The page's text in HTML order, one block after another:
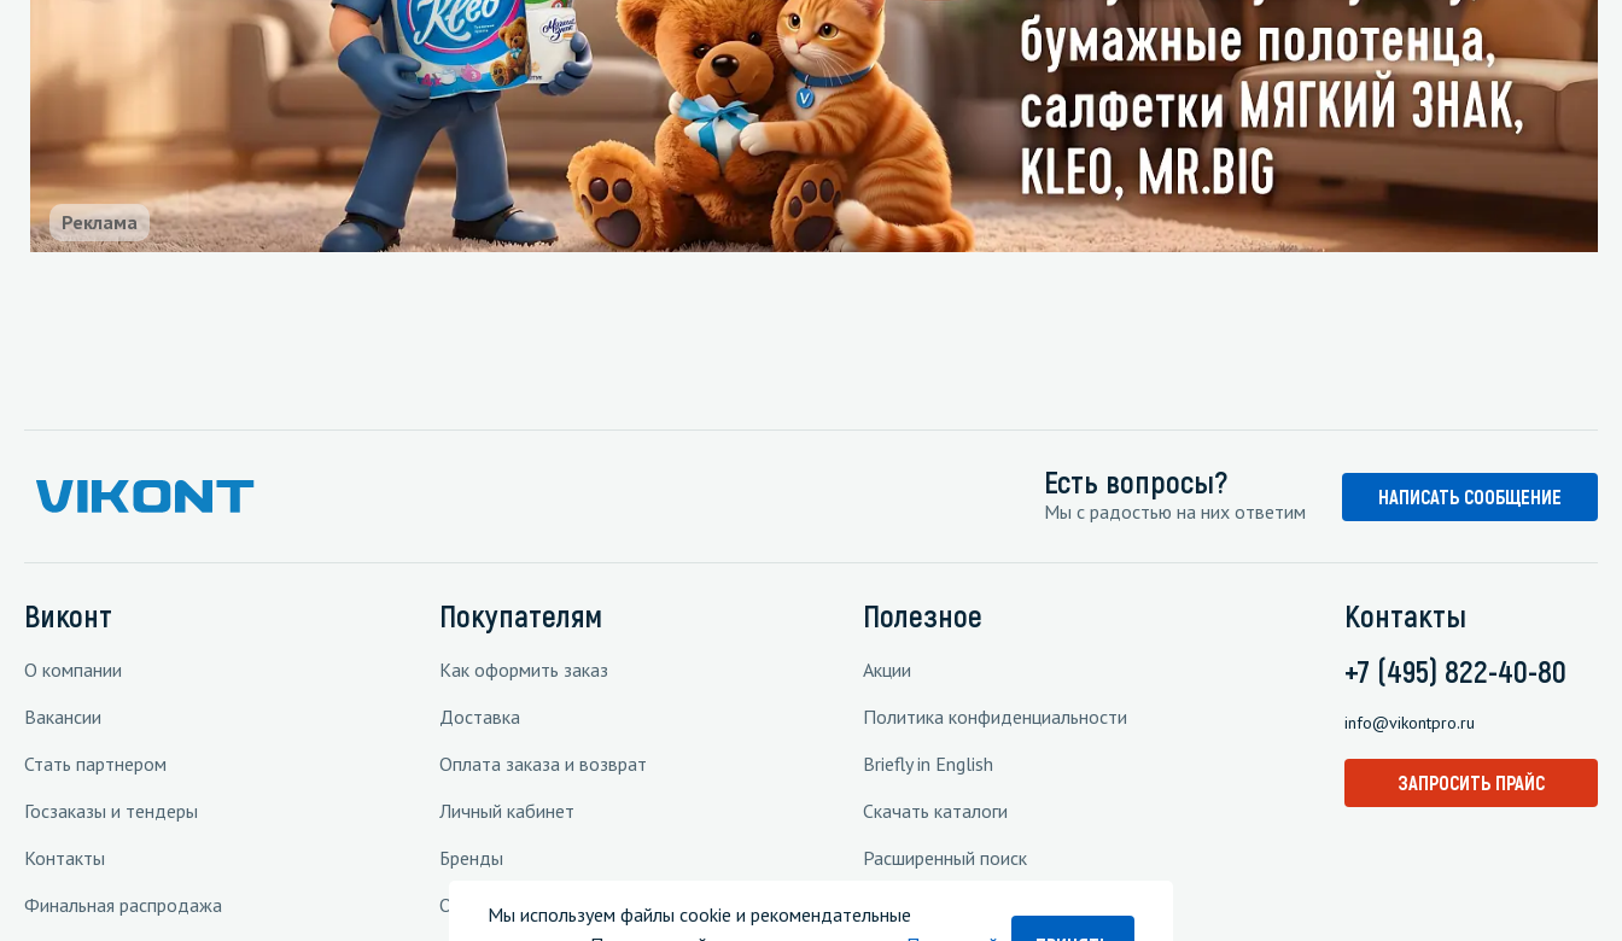
Реклама
Есть вопросы?
Мы с радостью на них ответим
НАПИСАТЬ СООБЩЕНИЕ
Виконт
О компании
Вакансии
Стать партнером
Госзаказы и тендеры
Контакты
Финальная распродажа
Покупателям
Как оформить заказ
Доставка
Оплата заказа и возврат
Личный кабинет
Бренды
Отраслевые решения
Полезное
Акции
Политика конфиденциальности
Briefly in English
Скачать каталоги
Расширенный поиск
Контакты
+7 (495) 822-40-80
info@vikontpro.ru
ЗАПРОСИТЬ ПРАЙС
Мы используем файлы cookie и рекомендательные